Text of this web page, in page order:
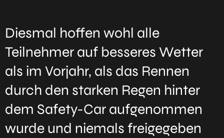
Diesmal hoffen wohl alle
Teilnehmer auf besseres Wetter
als im Vorjahr, als das Rennen
durch den starken Regen hinter
dem Safety-Car aufgenommen
wurde und niemals freigegeben